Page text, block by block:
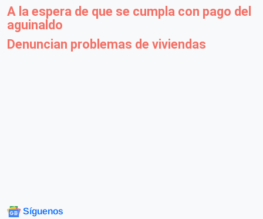
A la espera de que se cumpla con pago del
aguinaldo
Denuncian problemas de viviendas
Síguenos